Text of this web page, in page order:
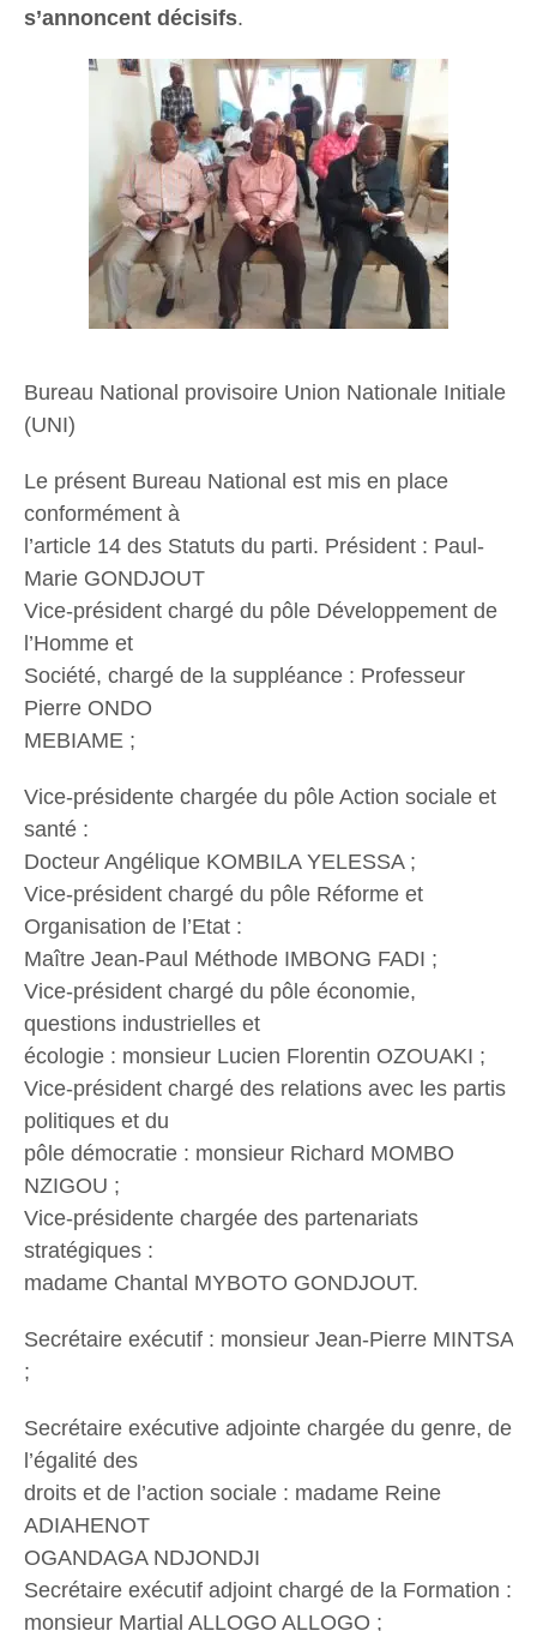
s’annoncent décisifs.
Bureau National provisoire Union Nationale Initiale
(UNI)
Le présent Bureau National est mis en place
conformément à
l’article 14 des Statuts du parti. Président : Paul-
Marie GONDJOUT
Vice-président chargé du pôle Développement de
l’Homme et
Société, chargé de la suppléance : Professeur
Pierre ONDO
MEBIAME ;
Vice-présidente chargée du pôle Action sociale et
santé :
Docteur Angélique KOMBILA YELESSA ;
Vice-président chargé du pôle Réforme et
Organisation de l’Etat :
Maître Jean-Paul Méthode IMBONG FADI ;
Vice-président chargé du pôle économie,
questions industrielles et
écologie : monsieur Lucien Florentin OZOUAKI ;
Vice-président chargé des relations avec les partis
politiques et du
pôle démocratie : monsieur Richard MOMBO
NZIGOU ;
Vice-présidente chargée des partenariats
stratégiques :
madame Chantal MYBOTO GONDJOUT.
Secrétaire exécutif : monsieur Jean-Pierre MINTSA
;
Secrétaire exécutive adjointe chargée du genre, de
l’égalité des
droits et de l’action sociale : madame Reine
ADIAHENOT
OGANDAGA NDJONDJI
Secrétaire exécutif adjoint chargé de la Formation :
monsieur Martial ALLOGO ALLOGO ;